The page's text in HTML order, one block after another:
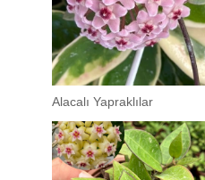
Alacalı Yapraklılar